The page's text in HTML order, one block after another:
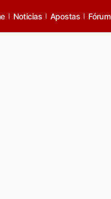
Noticias Apostas Fórum